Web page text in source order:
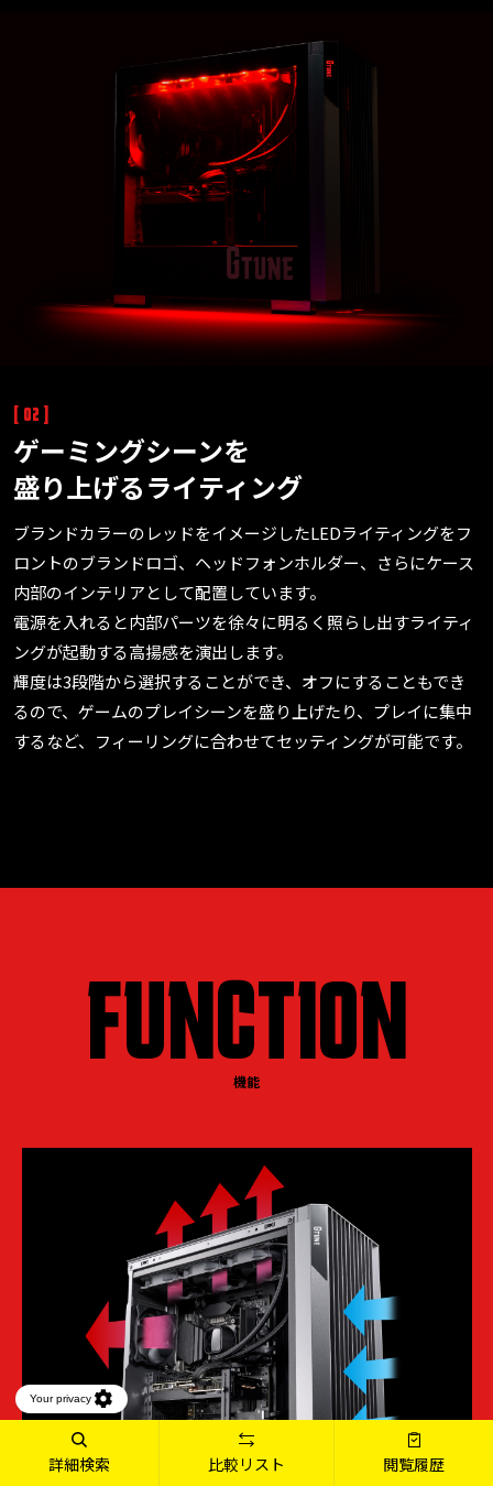
[ 02 ]
ゲーミングシーンを
盛り上げるライティング
ブランドカラーのレッドをイメージしたLEDライティングをフ
ロントのブランドロゴ、ヘッドフォンホルダー、さらにケース
内部のインテリアとして配置しています。
電源を入れると内部パーツを徐々に明るく照らし出すライティ
ングが起動する高揚感を演出します。
輝度は3段階から選択することができ、オフにすることもでき
るので、ゲームのプレイシーンを盛り上げたり、プレイに集中
するなど、フィーリングに合わせてセッティングが可能です。
FUNCTION
機能
詳細検索 比較リスト 閲覧履歴